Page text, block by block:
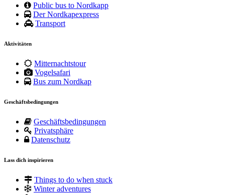
Public bus to Nordkapp
Der Nordkapexpress
Transport
Aktivitäten
Mitternachtstour
Vogelsafari
Bus zum Nordkap
Geschäftsbedingungen
Geschäftsbedingungen
Privatsphäre
Datenschutz
Lass dich inspirieren
Things to do when stuck
Winter adventures